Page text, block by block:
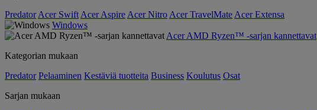
Predator Acer Swift Acer Aspire Acer Nitro Acer TravelMate Acer Extensa
Windows
Acer AMD Ryzen™ -sarjan kannettavat
Kategorian mukaan
Predator Pelaaminen Kestäviä tuotteita Business Koulutus Osat
Sarjan mukaan